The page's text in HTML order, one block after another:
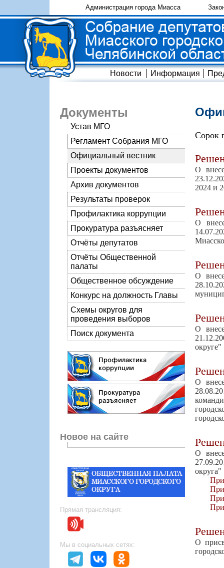
Администрация города Миасса
Новости Информация
Документы
Устав МГО
Регламент Собрания МГО
Официальный вестник
Проекты документов
Архив документов
Результаты проверок
Профилактика коррупции
Прокуратура разъясняет
Отчёты депутатов
Отчёты Общественной
палаты
Общественное обсуждение
Конкурс на должность Главы
Схемы округов для
проведения выборов
Поиск документа
Новое на сайте
Прямая трансляция:
Мы в социальных сетях:
Сорок
О
2024 и
О
О
О
округе"
О
О
округа"
О